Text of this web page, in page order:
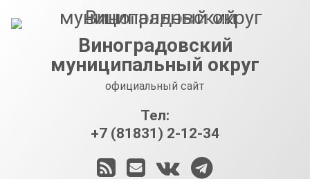
Виноградовский
муниципальный округ
официальный сайт
Тел:
+7 (81831) 2-12-34
RSSE-mailВКонтакте
Telegram